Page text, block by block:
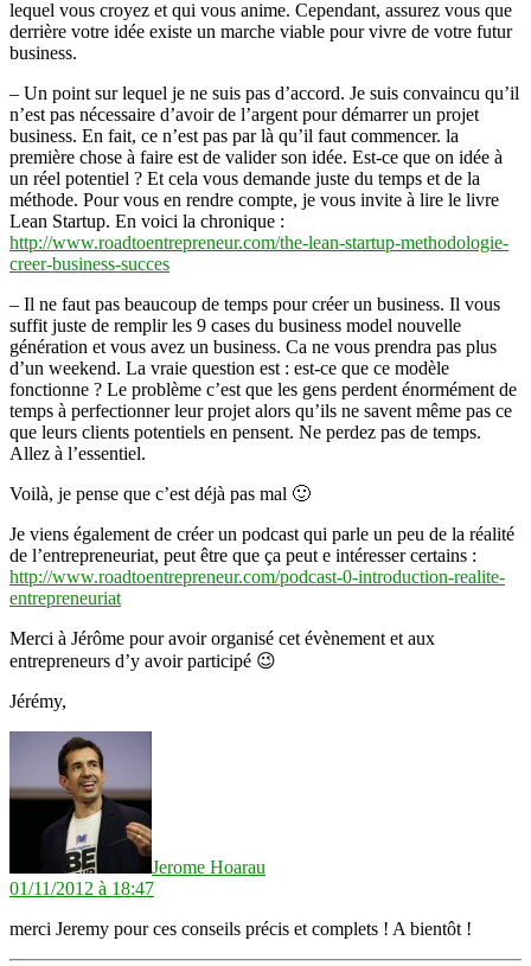
lequel vous croyez et qui vous anime. Cependant, assurez vous que
derrière votre idée existe un marche viable pour vivre de votre futur
business.
– Un point sur lequel je ne suis pas d’accord. Je suis convaincu qu’il
n’est pas nécessaire d’avoir de l’argent pour démarrer un projet
business. En fait, ce n’est pas par là qu’il faut commencer. la
première chose à faire est de valider son idée. Est-ce que on idée à
un réel potentiel ? Et cela vous demande juste du temps et de la
méthode. Pour vous en rendre compte, je vous invite à lire le livre
Lean Startup. En voici la chronique :
http://www.roadtoentrepreneur.com/the-lean-startup-methodologie-
creer-business-succes
– Il ne faut pas beaucoup de temps pour créer un business. Il vous
suffit juste de remplir les 9 cases du business model nouvelle
génération et vous avez un business. Ca ne vous prendra pas plus
d’un weekend. La vraie question est : est-ce que ce modèle
fonctionne ? Le problème c’est que les gens perdent énormément de
temps à perfectionner leur projet alors qu’ils ne savent même pas ce
que leurs clients potentiels en pensent. Ne perdez pas de temps.
Allez à l’essentiel.
Voilà, je pense que c’est déjà pas mal 🙂
Je viens également de créer un podcast qui parle un peu de la réalité
de l’entrepreneuriat, peut être que ça peut e intéresser certains :
http://www.roadtoentrepreneur.com/podcast-0-introduction-realite-
entrepreneuriat
Merci à Jérôme pour avoir organisé cet évènement et aux
entrepreneurs d’y avoir participé 😉
Jérémy,
Jerome Hoarau
01/11/2012 à 18:47
merci Jeremy pour ces conseils précis et complets ! A bientôt !